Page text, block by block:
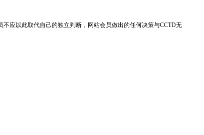
应以此取代自己的独立判断，网站会员做出的任何决策与CCTD无